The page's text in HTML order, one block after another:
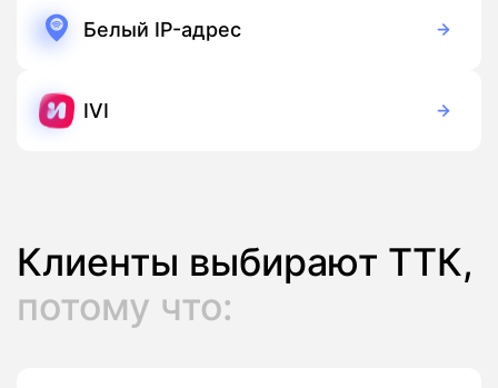
Белый IP-адрес
IVI
Клиенты выбирают ТТК,
потому что: